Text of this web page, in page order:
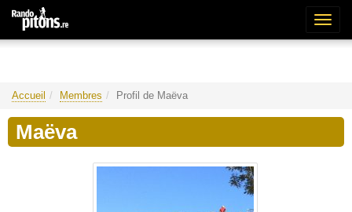
Accueil Membres Profil de Maëva
Maëva